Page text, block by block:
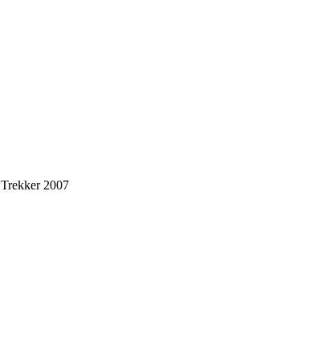
2007